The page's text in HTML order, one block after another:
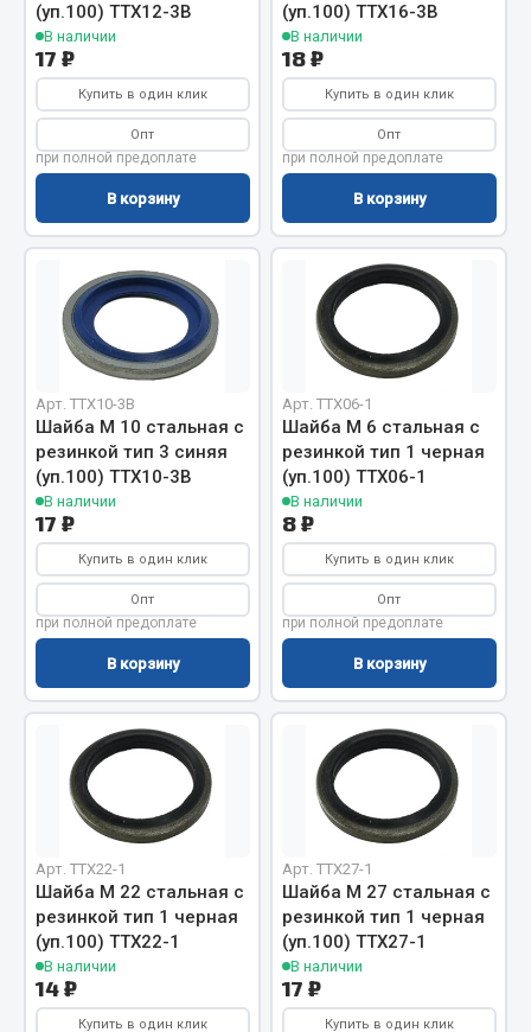
Двигатель
Мост задний
Система питания
Система выпуска газа
Система охлаждения
Сцепление
Тормозная система
Показать ещё
Весь раздел
Запчасти ЯМЗ
Двигатель
Система питания
Система выпуска газа
Система охлаждения
Коробка передач
Рулевое управление
Тормозная система
Показать ещё
Весь раздел
Запчасти HOWO
Тормозная система
Двигатель
Подвеска
Система питания
Система выпуска газа
Система охлаждения
(уп.100) TTX12-3B
В наличии
17 ₽
Купить в один клик
Опт
при полной предоплате
В корзину
(уп.100) TTX16-3B
В наличии
18 ₽
Купить в один клик
Опт
при полной предоплате
В корзину
Арт. TTX10-3B
Шайба М 10 стальная с
резинкой тип 3 синяя
(уп.100) TTX10-3B
В наличии
17 ₽
Купить в один клик
Опт
при полной предоплате
В корзину
Арт. TTX06-1
Шайба М 6 стальная с
резинкой тип 1 черная
(уп.100) TTX06-1
В наличии
8 ₽
Купить в один клик
Опт
при полной предоплате
В корзину
Арт. TTX22-1
Шайба М 22 стальная с
резинкой тип 1 черная
(уп.100) TTX22-1
В наличии
14 ₽
Купить в один клик
Арт. TTX27-1
Шайба М 27 стальная с
резинкой тип 1 черная
(уп.100) TTX27-1
В наличии
17 ₽
Купить в один клик